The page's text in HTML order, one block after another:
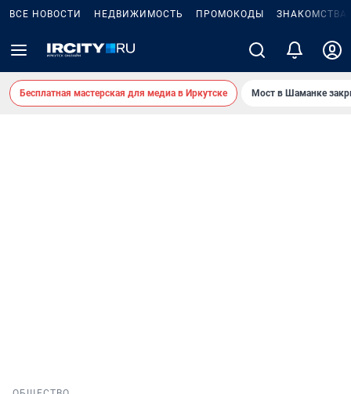
ВСЕ НОВОСТИ НЕДВИЖИМОСТЬ ПРОМОКОДЫ ЗНАКОМСТВА
Бесплатная мастерская для медиа в Иркутске Мост в Шаманке